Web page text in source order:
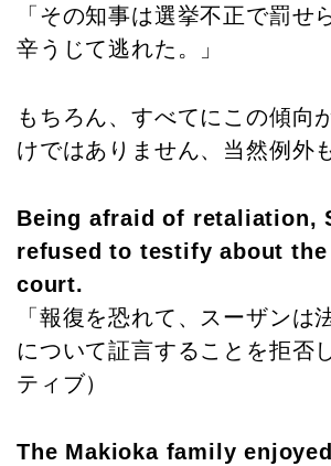
「その知事は選挙不正で罰せ
辛うじて逃れた。」
もちろん、すべてにこの傾向
けではありません、当然例外
Being afraid of retaliation,
refused to testify about
court.
「報復を恐れて、スーザンは
について証言することを拒否
ティブ）
The Makioka family